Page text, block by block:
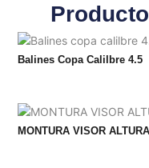
Balines Copa Calilbre 4.5
MONTURA VISOR